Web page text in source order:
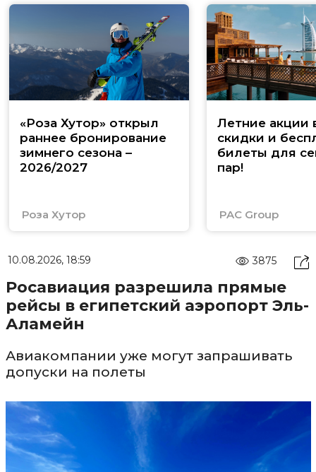
«Роза Хутор» открыл
раннее бронирование
зимнего сезона –
2026/2027
Роза Хутор
Летние акции
скидки и
билеты для
пар!
PAC Group
10.08.2026, 18:59 3875
Росавиация разрешила прямые
рейсы в египетский аэропорт Эль-
Аламейн
Авиакомпании уже могут запрашивать
допуски на полеты